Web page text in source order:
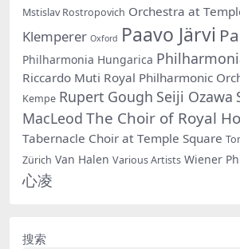
Mstislav Rostropovich Orchestra at
Klemperer Oxford Paavo Järvi
Philharmonia Hungarica
Riccardo Muti Royal Philharmonic
Kempe Rupert Gough Seiji Ozawa
MacLeod The Choir of Royal
Tabernacle Choir at Temple Square
Zürich Van Halen Various Artists Wiener
心凌
搜索